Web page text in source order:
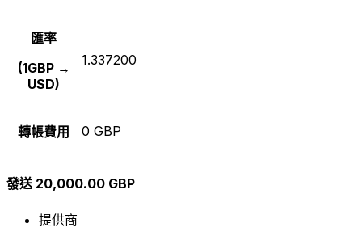
匯率
(1GBP →
USD)
1.337200
轉帳費用 0 GBP
發送 20,000.00 GBP
提供商